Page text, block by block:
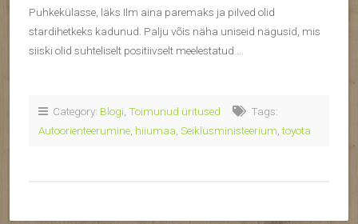
Puhkekülasse, läks Ilm aina paremaks ja pilved olid
stardihetkeks kadunud. Palju võis näha uniseid nägusid, mis
siiski olid suhteliselt positiivselt meelestatud….
Category: Blogi Toimunud üritused
Tags:
Autoorienteerumine hiiumaa Seiklusministeerium ,toyota